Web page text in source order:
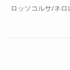
ロッソコルサ/ネ